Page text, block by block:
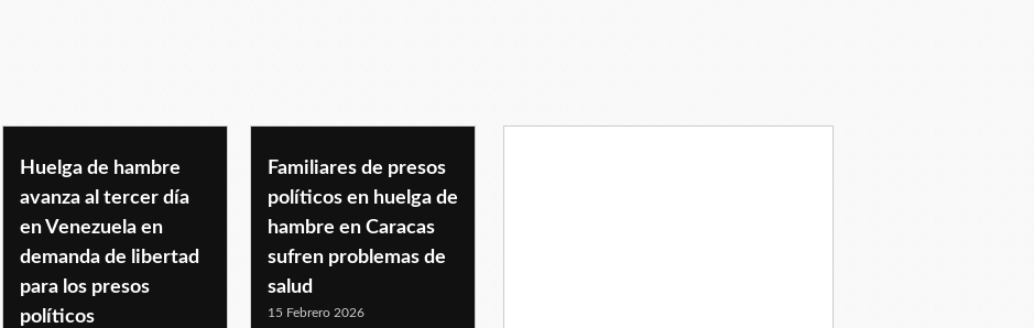
Huelga de hambre
avanza al tercer día
en Venezuela en
demanda de libertad
para los presos
políticos
Familiares de presos
políticos en huelga de
hambre en Caracas
sufren problemas de
salud
15 Febrero 2026